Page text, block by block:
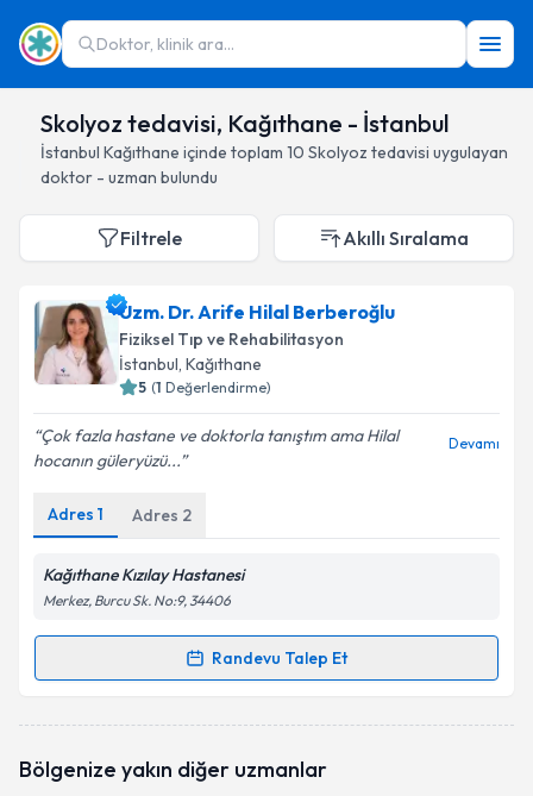
Doktor, klinik ara...
Skolyoz tedavisi, Kağıthane - İstanbul
İstanbul Kağıthane içinde toplam 10 Skolyoz tedavisi uygulayan
doktor - uzman bulundu
Filtrele Akıllı Sıralama
Uzm. Dr. Arife Hilal Berberoğlu
Fiziksel Tıp ve Rehabilitasyon
İstanbul, Kağıthane
5 (1 Değerlendirme)
Çok fazla hastane ve doktorla tanıştım ama Hilal
hocanın güleryüzü...
Devamı
Adres 1 Adres 2
Kağıthane Kızılay Hastanesi
Merkez, Burcu Sk. No:9, 34406
Randevu Talep Et
Randevu Takvimi Talebi
takvimi talebi oluşturun. Size bu uzmandan randevu
Bölgenize yakın diğer uzmanlar